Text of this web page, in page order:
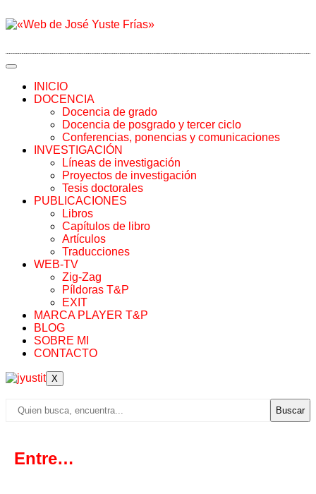
INICIO
DOCENCIA
Docencia de grado
Docencia de posgrado y tercer ciclo
Conferencias, ponencias y comunicaciones
INVESTIGACIÓN
Líneas de investigación
Proyectos de investigación
Tesis doctorales
PUBLICACIONES
Libros
Capítulos de libro
Artículos
Traducciones
WEB-TV
Zig-Zag
Píldoras T&P
EXIT
MARCA PLAYER T&P
BLOG
SOBRE MI
CONTACTO
X
Buscar
Entre…